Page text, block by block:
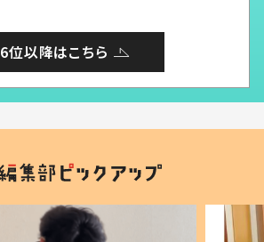
6位以降はこちら